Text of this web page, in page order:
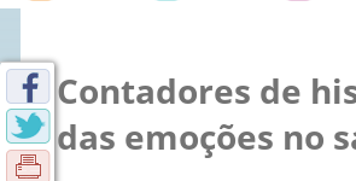
Contadores de
das emoções no